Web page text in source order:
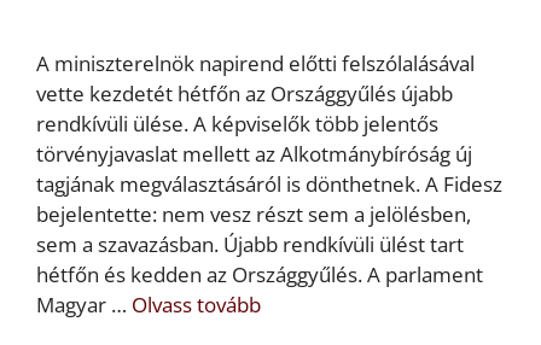
A miniszterelnök napirend előtti felszólalásával
vette kezdetét hétfőn az Országgyűlés újabb
rendkívüli ülése. A képviselők több jelentős
törvényjavaslat mellett az Alkotmánybíróság új
tagjának megválasztásáról is dönthetnek. A Fidesz
bejelentette: nem vesz részt sem a jelölésben,
sem a szavazásban. Újabb rendkívüli ülést tart
hétfőn és kedden az Országgyűlés. A parlament
Magyar … Olvass tovább